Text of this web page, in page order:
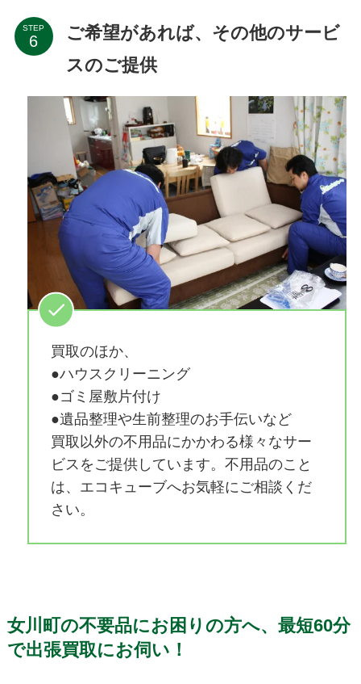
STEP
ご希望があれば、その他のサービ
スのご提供
買取のほか、
●ハウスクリーニング
●ゴミ屋敷片付け
●遺品整理や生前整理のお手伝いなど
買取以外の不用品にかかわる様々なサー
ビスをご提供しています。不用品のこと
は、エコキューブへお気軽にご相談くだ
さい。
女川町の不要品にお困りの方へ、最短60分
で出張買取にお伺い！